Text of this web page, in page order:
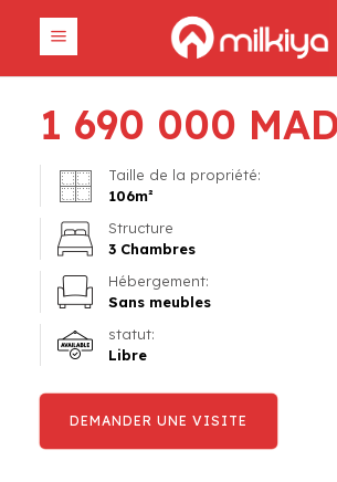
1 690 000 MAD
Taille de la propriété:
106m²
Structure
3 Chambres
Hébergement:
Sans meubles
statut:
Libre
DEMANDER UNE VISITE